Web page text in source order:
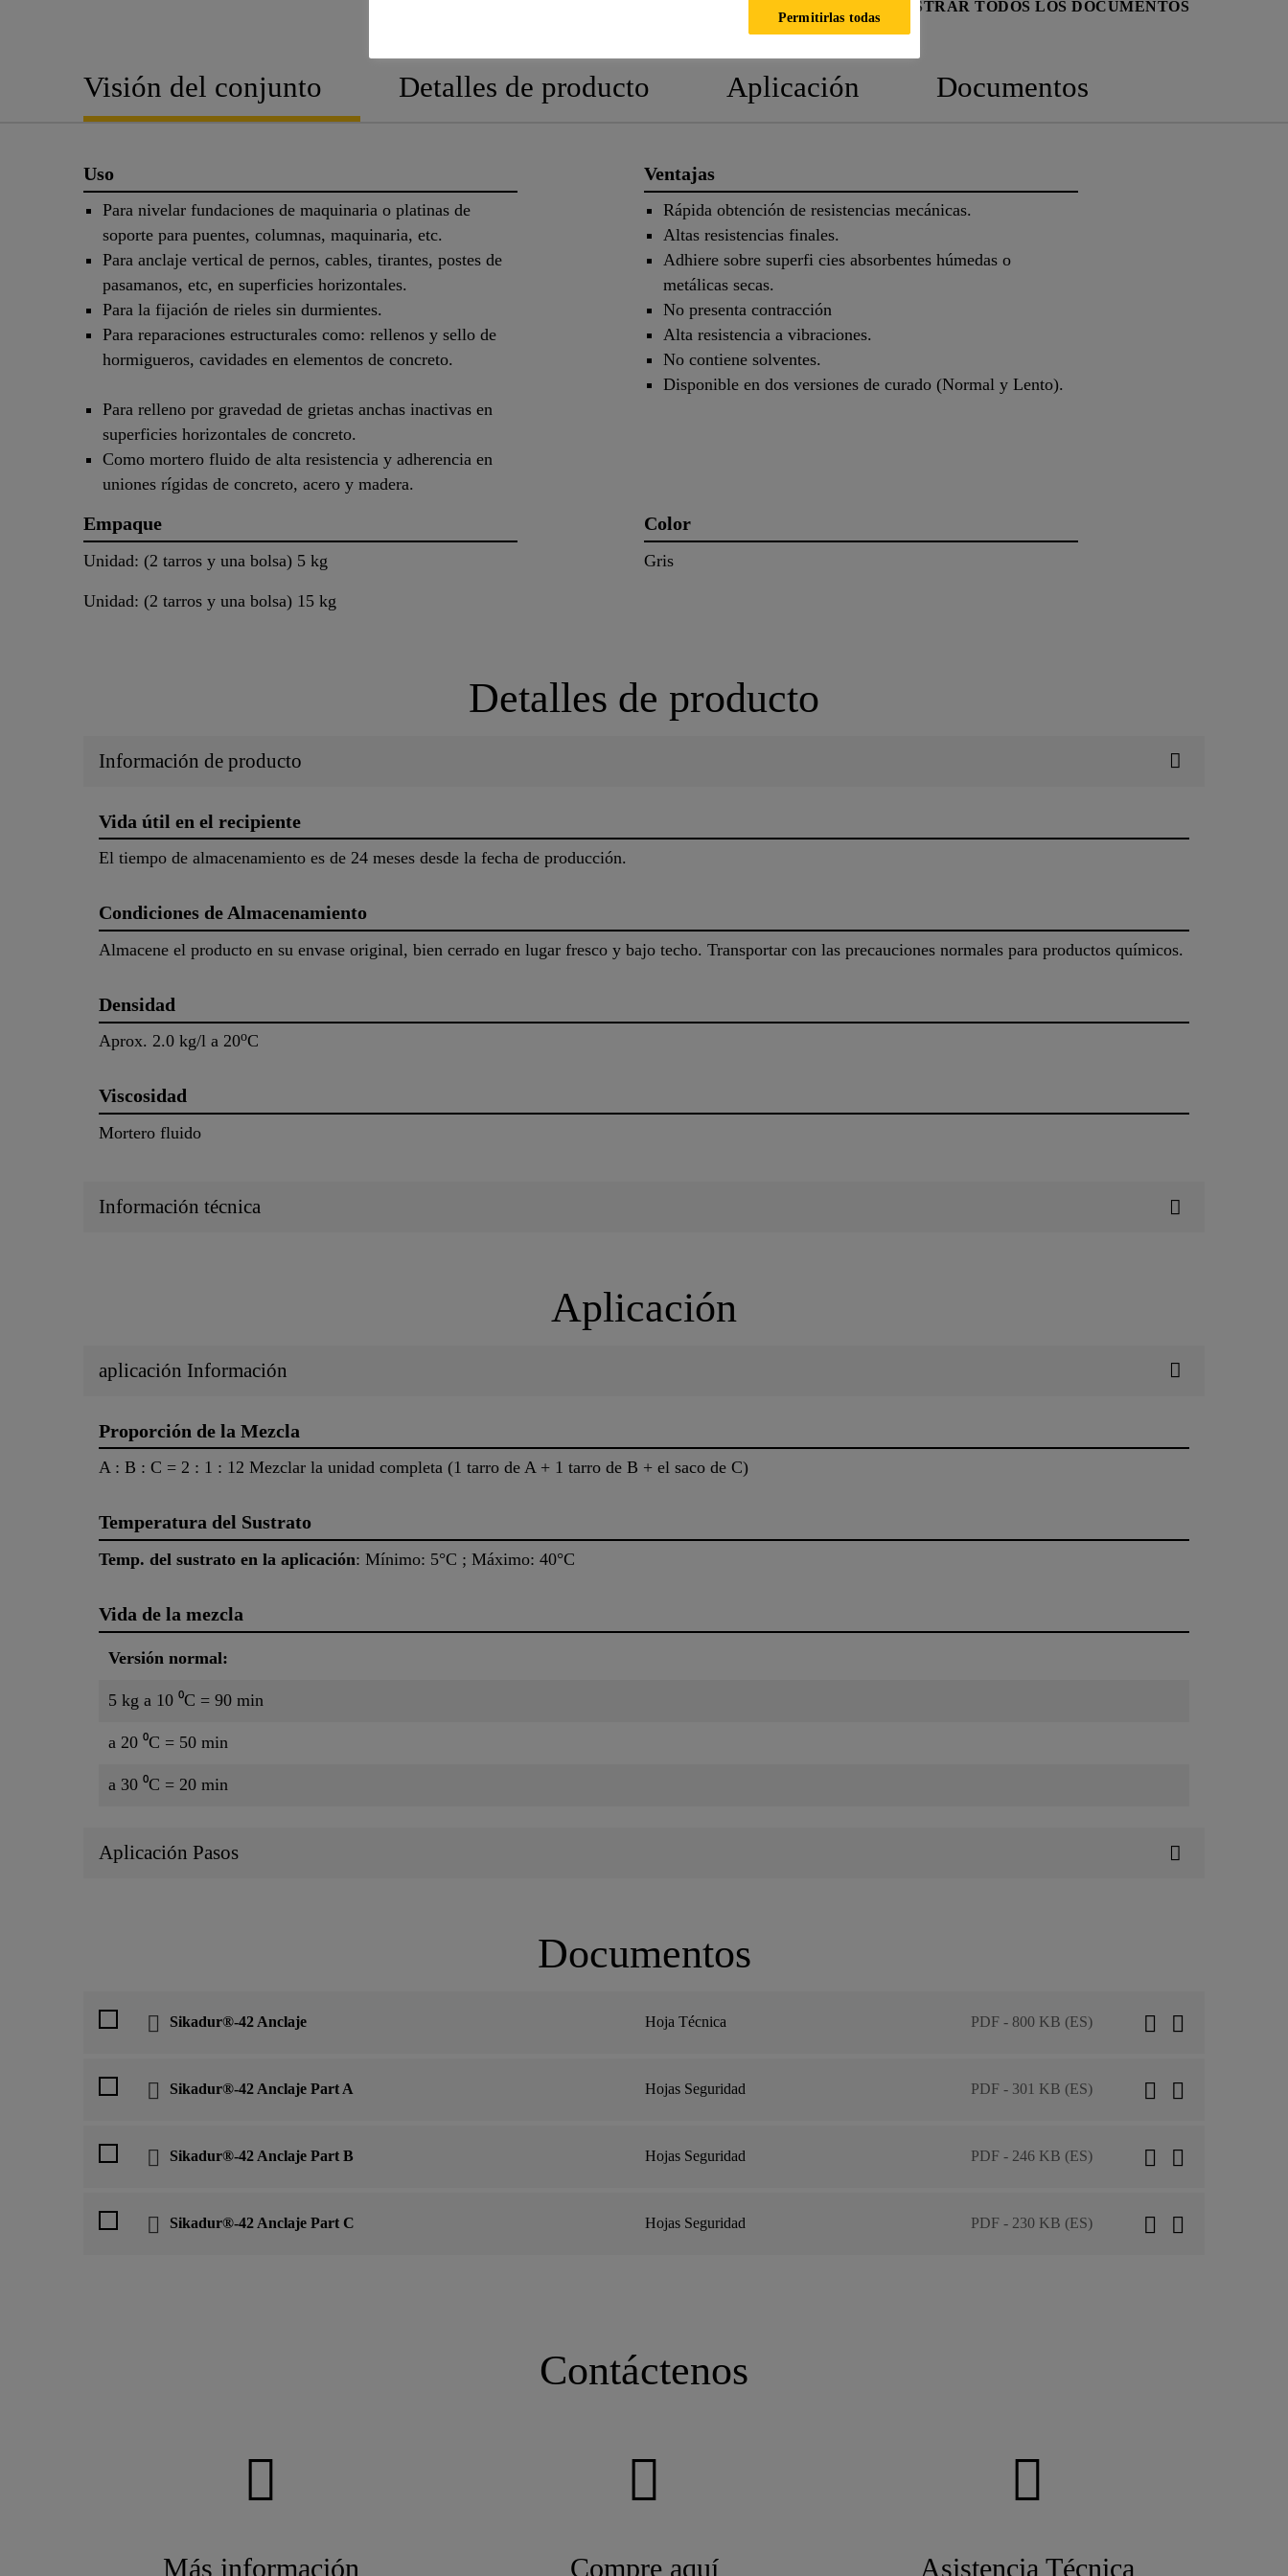
MOSTRAR TODOS LOS DOCUMENTOS
Visión del conjunto Detalles de producto Aplicación Documentos
Uso
Para nivelar fundaciones de maquinaria o platinas de
soporte para puentes, columnas, maquinaria, etc.
Para anclaje vertical de pernos, cables, tirantes, postes de
pasamanos, etc, en superficies horizontales.
Para la fijación de rieles sin durmientes.
Para reparaciones estructurales como: rellenos y sello de
hormigueros, cavidades en elementos de concreto.
Para relleno por gravedad de grietas anchas inactivas en
superficies horizontales de concreto.
Como mortero fluido de alta resistencia y adherencia en
uniones rígidas de concreto, acero y madera.
Ventajas
Rápida obtención de resistencias mecánicas.
Altas resistencias finales.
Adhiere sobre superfi cies absorbentes húmedas o
metálicas secas.
No presenta contracción
Alta resistencia a vibraciones.
No contiene solventes.
Disponible en dos versiones de curado (Normal y Lento).
Empaque
Unidad: (2 tarros y una bolsa) 5 kg
Unidad: (2 tarros y una bolsa) 15 kg
Color
Gris
Detalles de producto
Información de producto
Vida útil en el recipiente
El tiempo de almacenamiento es de 24 meses desde la fecha de producción.
Condiciones de Almacenamiento
Almacene el producto en su envase original, bien cerrado en lugar fresco y bajo techo. Transportar con las precauciones normales para productos químicos.
Densidad
Aprox. 2.0 kg/l a 20oC
Viscosidad
Mortero fluido
Información técnica
Aplicación
aplicación Información
Proporción de la Mezcla
A : B : C = 2 : 1 : 12 Mezclar la unidad completa (1 tarro de A + 1 tarro de B + el saco de C)
Temperatura del Sustrato
Temp. del sustrato en la aplicación: Mínimo: 5°C ; Máximo: 40°C
Vida de la mezcla
Versión normal:
5 kg a 10 ⁰C = 90 min
a 20 ⁰C = 50 min
a 30 ⁰C = 20 min
Aplicación Pasos
Documentos
Sikadur®-42 Anclaje Hoja Técnica PDF - 800 KB (ES)
Sikadur®-42 Anclaje Part A Hojas Seguridad PDF - 301 KB (ES)
Sikadur®-42 Anclaje Part B Hojas Seguridad PDF - 246 KB (ES)
Sikadur®-42 Anclaje Part C Hojas Seguridad PDF - 230 KB (ES)
Contáctenos
Más información Compre aquí Asistencia Técnica
Permitirlas todas